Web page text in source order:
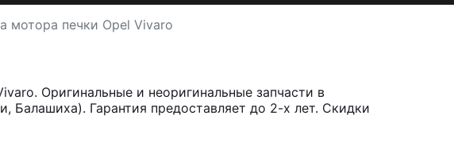
мотора печки Opel Vivaro
Оригинальные и неоригинальные запчасти в
Гарантия предоставляет до 2-х лет. Скидки